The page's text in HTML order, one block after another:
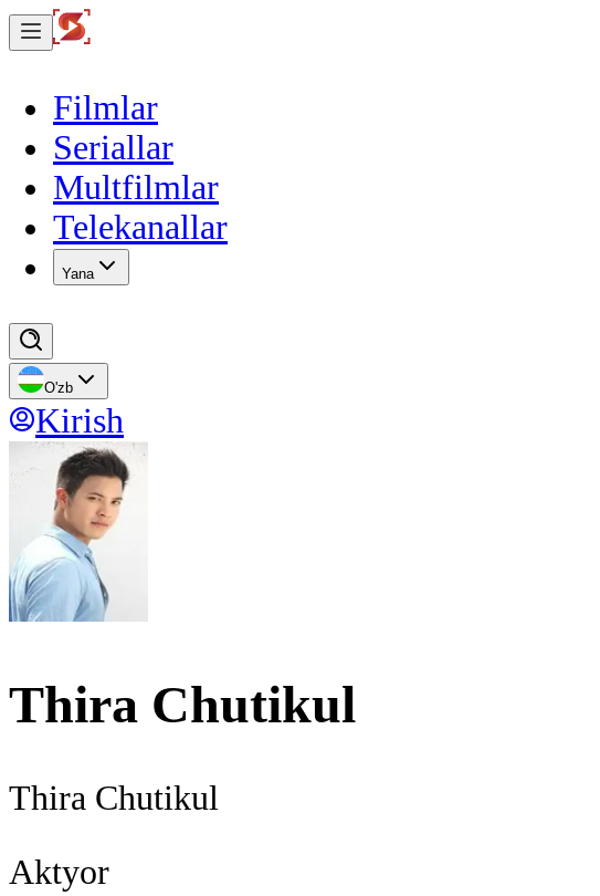
Filmlar
Seriallar
Multfilmlar
Telekanallar
Yana
O'zb
Kirish
Thira Chutikul
Thira Chutikul
Aktyor